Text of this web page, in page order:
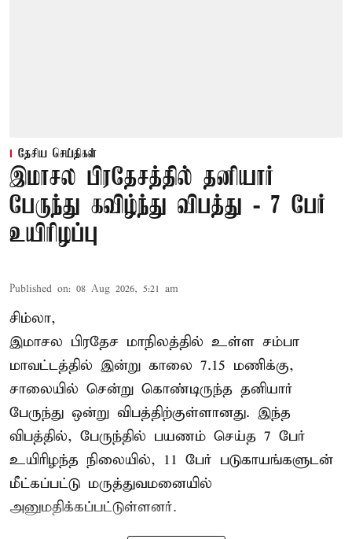
தேசிய செய்திகள்
இமாசல பிரதேசத்தில் தனியார்
பேருந்து கவிழ்ந்து விபத்து - 7 பேர்
உயிரிழப்பு
Published on: 08 Aug 2026, 5:21 am
சிம்லா,
இமாசல பிரதேச மாநிலத்தில் உள்ள சம்பா
மாவட்டத்தில் இன்று காலை 7.15 மணிக்கு,
சாலையில் சென்று கொண்டிருந்த தனியார்
பேருந்து ஒன்று விபத்திற்குள்ளானது. இந்த
விபத்தில், பேருந்தில் பயணம் செய்த 7 பேர்
உயிரிழந்த நிலையில், 11 பேர் படுகாயங்களுடன்
மீட்கப்பட்டு மருத்துவமனையில்
அனுமதிக்கப்பட்டுள்ளனர்.